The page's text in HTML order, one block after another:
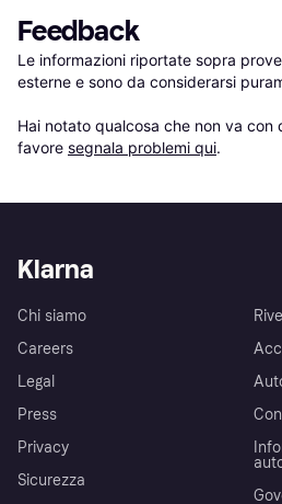
Feedback
Le informazioni riportate sopra
esterne e sono da considerarsi
Hai notato qualcosa che non va con
favore segnala problemi qui.
Klarna
Chi siamo
Careers
Legal
Press
Privacy
Sicurezza